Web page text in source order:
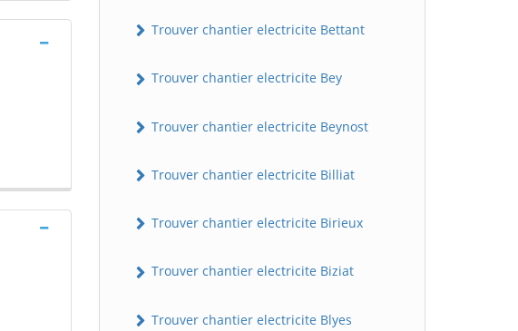
Trouver chantier electricite Bettant
Trouver chantier electricite Bey
Trouver chantier electricite Beynost
Trouver chantier electricite Billiat
Trouver chantier electricite Birieux
Trouver chantier electricite Biziat
Trouver chantier electricite Blyes